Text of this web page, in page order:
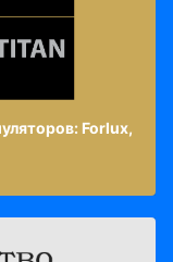
Forlux,